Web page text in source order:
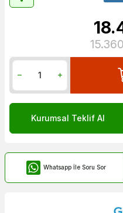
15.360
Kurumsal Teklif Al
Whatsapp İle Soru Sor